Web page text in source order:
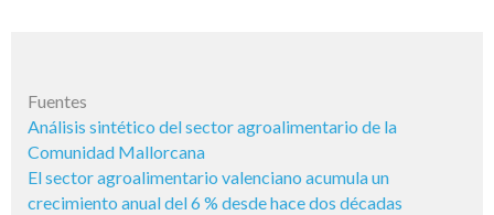
Fuentes
Análisis sintético del sector agroalimentario de la
Comunidad Mallorcana
El sector agroalimentario valenciano acumula un
crecimiento anual del 6 % desde hace dos décadas